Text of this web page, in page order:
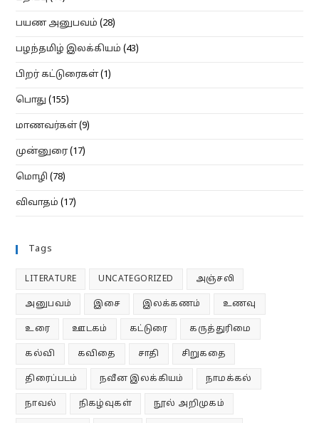
பயண அனுபவம் (28)
பழந்தமிழ் இலக்கியம் (43)
பிறர் கட்டுரைகள்(1)
பொது (155)
மாணவர்கள்(9)
முன்னுரை(17)
மொழி (78)
விவாதம் (17)
Tags
LITERATURE UNCATEGORIZED அஞ்சலி
அனுபவம் இசை இலக்கணம் உணவு
உரை ஊடகம் கட்டுரை கருத்துரிமை
கல்வி கவிதை சாதி சிறுகதை
திரைப்படம் நவீன இலக்கியம் நாமக்கல்
நாவல் நிகழ்வுகள் நூல் அறிமுகம்